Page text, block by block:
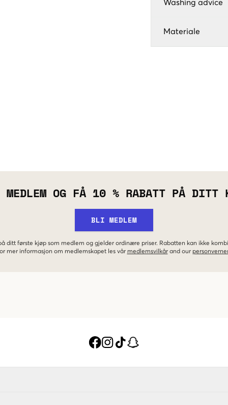
Washing advice
Materiale
OG FÅ 10 % RABATT PÅ DITT
BLI MEDLEM
ditt første kjøp som medlem og gjelder ordinære priser. Rabatten kan ikke
mer informasjon om medlemskapet les vår medlemsvilkår and our